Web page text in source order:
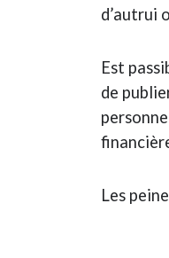
d’autrui
Est
de
Les